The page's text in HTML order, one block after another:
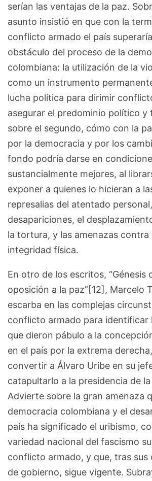
serían las ventajas de la paz.
asunto insistió en que con la
conflicto armado el país
obstáculo del proceso de la
colombiana: la utilización de la
como un instrumento
lucha política para dirimir
asegurar el predominio político y
sobre el segundo, cómo con la
por la democracia y por los
fondo podría darse en
sustancialmente mejores, al
exponer a quienes lo hicieran a
represalias del atentado
desapariciones, el
la tortura, y las amenazas contra
integridad física.
En otro de los escritos, “Génesis
oposición a la paz”[12], Marcelo
escarba en las complejas
conflicto armado para identificar
que dieron pábulo a la
en el país por la extrema
convertir a Álvaro Uribe en su
catapultarlo a la presidencia de
Advierte sobre la gran amenaza
democracia colombiana y el
país ha significado el uribismo,
variedad nacional del fascismo
conflicto armado, y que, tras sus
de gobierno, sigue vigente.